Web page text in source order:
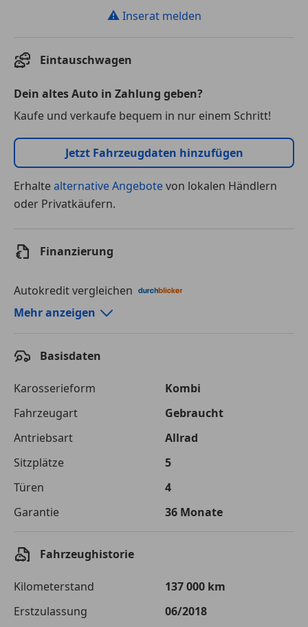
⚠ Inserat melden
Eintauschwagen
Dein altes Auto in Zahlung geben?
Kaufe und verkaufe bequem in nur einem Schritt!
Jetzt Fahrzeugdaten hinzufügen
Erhaltealternative Angebotevon lokalen Händlern
oder Privatkäufern.
Finanzierung
Autokredit vergleichen
Autokredit-Rechner von durchblicker.at
Laufzeit
120 Monate
Kreditbetrag
€ 24 000,-
Zu zahlender
Gesamtbetrag
€ 33 811,-
Einberechnete Gebühren
€ 0,-
Monatliche Rate € 281,76
Mehr anzeigen
Basisdaten
Karosserieform
Kombi
Fahrzeugart
Gebraucht
Antriebsart
Allrad
Sitzplätze
5
Türen
4
Garantie
36 Monate
Fahrzeughistorie
Kilometerstand
137 000 km
Erstzulassung
06/2018